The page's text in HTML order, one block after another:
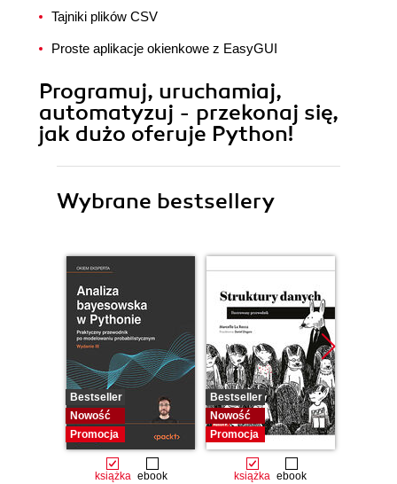
Tajniki plików CSV
Proste aplikacje okienkowe z EasyGUI
Programuj, uruchamiaj,
automatyzuj - przekonaj się,
jak dużo oferuje Python!
Wybrane bestsellery
Bestseller
Nowość
Promocja
książka ebook
Bestseller
Nowość
Promocja
książka ebook